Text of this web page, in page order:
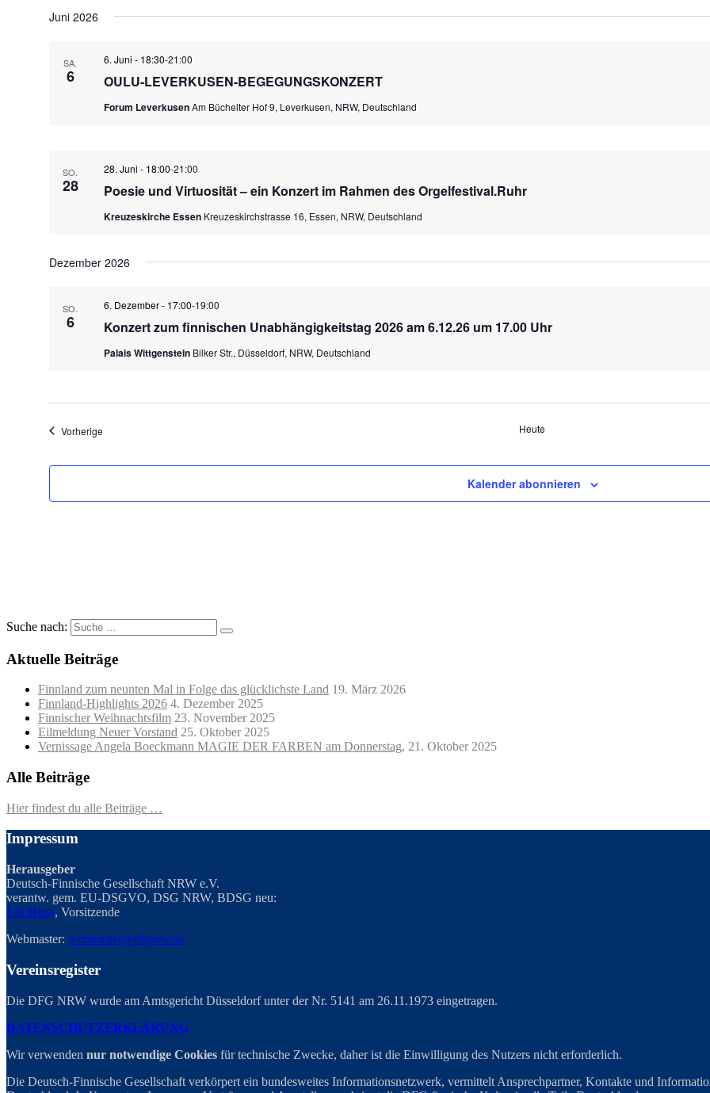
Juni 2026
SA.
6 OULU-LEVERKUSEN-BEGEGUNGSKONZERT
6. Juni - 18:30-21:00
Forum LeverkusenAm Büchelter Hof 9, Leverkusen, NRW, Deutschland
SO.
28 Poesie und Virtuosität – ein Konzert im Rahmen des Orgelfestival.Ruhr
28. Juni - 18:00-21:00
Kreuzeskirche Essen Kreuzeskirchstrasse 16, Essen, NRW, Deutschland
Dezember 2026
SO.
6 Konzert zum finnischen Unabhängigkeitstag 2026 am 6.12.26 um 17.00 Uhr
6. Dezember - 17:00-19:00
Palais Wittgenstein Bilker Str., Düsseldorf, NRW, Deutschland
VorherigeVeranstaltungen Heute
Kalender abonnieren
Suche nach:
Aktuelle Beiträge
Finnland zum neunten Mal in Folge das glücklichste Land 19. März 2026
Finnland-Highlights 2026 4. Dezember 2025
Finnischer Weihnachtsfilm 23. November 2025
Eilmeldung Neuer Vorstand 25. Oktober 2025
Vernissage Angela Boeckmann MAGIE DER FARBEN am Donnerstag, 21. Oktober 2025
Alle Beiträge
Hier findest du alle Beiträge …
Impressum
Herausgeber
Deutsch-Finnische Gesellschaft NRW e.V.
verantw. gem. EU-DSGVO, DSG NRW, BDSG neu:
Elfi Heua, Vorsitzende
Webmaster: webmaster@dfgnrw.de
Vereinsregister
Die DFG NRW wurde am Amtsgericht Düsseldorf unter der Nr. 5141 am 26.11.1973 eingetragen.
DATENSCHUTZERKLÄRUNG
Wir verwenden nur notwendige Cookies für technische Zwecke, daher ist die Einwilligung des Nutzers nicht erforderlich.
Die Deutsch-Finnische Gesellschaft verkörpert ein bundesweites Informationsnetzwerk, vermittelt Ansprechpartner, Kontakte und